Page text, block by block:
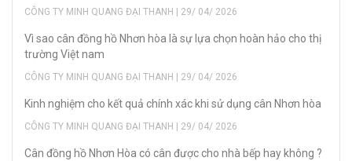
CÔNG TY MINH QUANG ĐẠI THANH | 29/ 04/ 2026
Vì sao cân đồng hồ Nhơn hòa là sự lựa chọn hoàn hảo cho thị
trường Việt nam
CÔNG TY MINH QUANG ĐẠI THANH | 29/ 04/ 2026
Kinh nghiệm cho kết quả chính xác khi sử dụng cân Nhơn hòa
CÔNG TY MINH QUANG ĐẠI THANH | 29/ 04/ 2026
Cân đồng hồ Nhơn Hòa có cân được cho nhà bếp hay không ?